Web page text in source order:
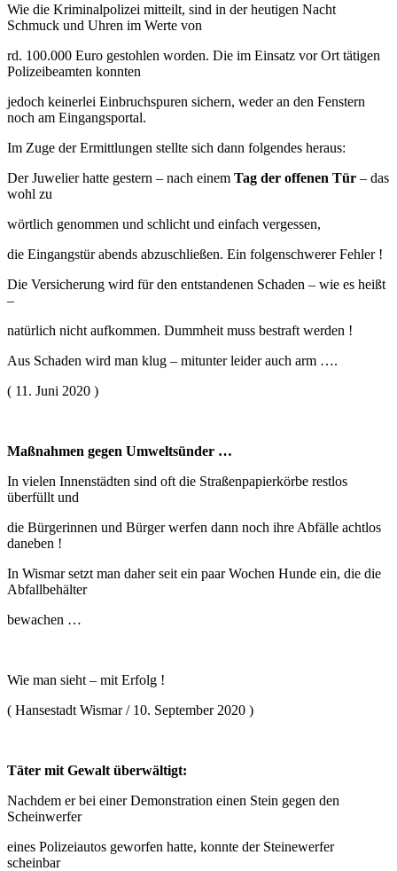
Wie die Kriminalpolizei mitteilt, sind in der heutigen Nacht
Schmuck und Uhren im Werte von
rd. 100.000 Euro gestohlen worden. Die im Einsatz vor Ort tätigen
Polizeibeamten konnten
jedoch keinerlei Einbruchspuren sichern, weder an den Fenstern
noch am Eingangsportal.
Im Zuge der Ermittlungen stellte sich dann folgendes heraus:
Der Juwelier hatte gestern – nach einem Tag der offenen Tür – das
wohl zu
wörtlich genommen und schlicht und einfach vergessen,
die Eingangstür abends abzuschließen. Ein folgenschwerer Fehler !
Die Versicherung wird für den entstandenen Schaden – wie es heißt
–
natürlich nicht aufkommen. Dummheit muss bestraft werden !
Aus Schaden wird man klug – mitunter leider auch arm ….
( 11. Juni 2020 )
Maßnahmen gegen Umweltsünder …
In vielen Innenstädten sind oft die Straßenpapierkörbe restlos
überfüllt und
die Bürgerinnen und Bürger werfen dann noch ihre Abfälle achtlos
daneben !
In Wismar setzt man daher seit ein paar Wochen Hunde ein, die die
Abfallbehälter
bewachen …
Wie man sieht – mit Erfolg !
( Hansestadt Wismar / 10. September 2020 )
Täter mit Gewalt überwältigt:
Nachdem er bei einer Demonstration einen Stein gegen den
Scheinwerfer
eines Polizeiautos geworfen hatte, konnte der Steinewerfer
scheinbar